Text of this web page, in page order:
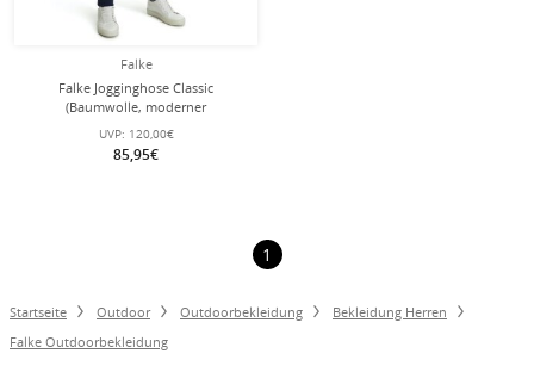
Falke
Falke Jogginghose Classic
(Baumwolle, moderner
Look,komfortabel) lang spaceblau
Herren
UVP: 120,00€
85,95€
1
Startseite Outdoor Outdoorbekleidung
Bekleidung Herren
Falke Outdoorbekleidung